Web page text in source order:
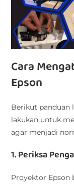
Cara
Epson
Berikut panduan
lakukan untuk
agar menjadi
1. Periksa
Proyektor